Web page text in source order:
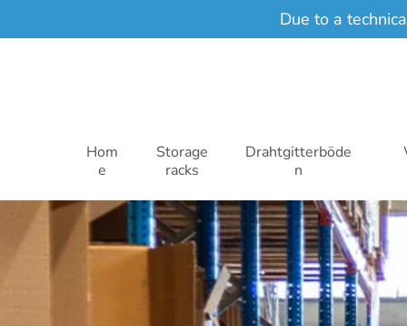
Due to a
Hom
e
Storage
racks
Drahtgitterböde
n